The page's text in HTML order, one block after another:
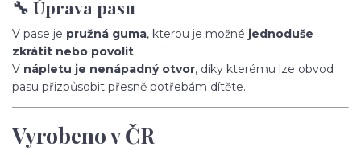
🔧 Úprava pasu
V pase je pružná guma, kterou je možné jednoduše
zkrátit nebo povolit.
V nápletu je nenápadný otvor, díky kterému lze obvod
pasu přizpůsobit přesně potřebám dítěte.
Vyrobeno v ČR